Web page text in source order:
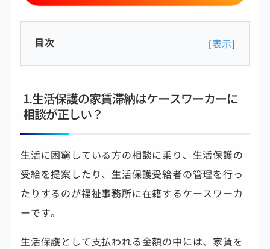
目次 [表示]
1.生活保護の家賃滞納はケースワーカーに
相談が正しい？
生活に困窮している方の相談に乗り、生活保護の
受給を提案したり、生活保護受給者の管理を行っ
たりするのが福祉事務所に在籍するケースワーカ
ーです。
生活保護として支払われる金額の中には、家賃を